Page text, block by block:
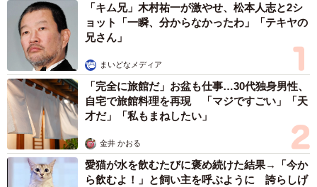
「キム兄」木村祐一が激やせ、松本人志と2シ
ョット「一瞬、分からなかったわ」「テキヤの
兄さん」
まいどなメディア
「完全に旅館だ」お盆も仕事…30代独身男性、
自宅で旅館料理を再現 「マジですごい」「天
才だ」「私もまねしたい」
金井 かおる
愛猫が水を飲むたびに褒め続けた結果→「今か
ら飲むよ！」と飼い主を呼ぶように 誇らしげ